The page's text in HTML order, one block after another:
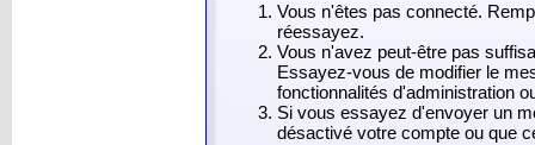
Vous n'êtes pas connecté.
réessayez.
Vous n'avez peut-être pas
Essayez-vous de modifier le
fonctionnalités d'administration
Si vous essayez d'envoyer un
désactivé votre compte ou que